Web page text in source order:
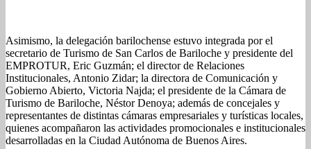
Asimismo, la delegación barilochense estuvo integrada por el
secretario de Turismo de San Carlos de Bariloche y presidente del
EMPROTUR, Eric Guzmán; el director de Relaciones
Institucionales, Antonio Zidar; la directora de Comunicación y
Gobierno Abierto, Victoria Najda; el presidente de la Cámara de
Turismo de Bariloche, Néstor Denoya; además de concejales y
representantes de distintas cámaras empresariales y turísticas locales,
quienes acompañaron las actividades promocionales e institucionales
desarrolladas en la Ciudad Autónoma de Buenos Aires.